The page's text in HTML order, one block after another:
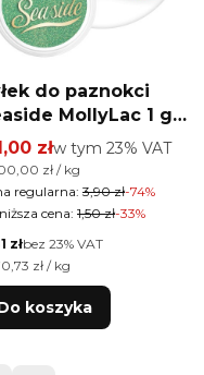
do paznokci
MollyLac 1 g
4
promocyjna
złw tym %s VAT
w tym 23% VAT
jednostkowa brutto
zł / kg
regularna: 3,90 zł-74%
cena: 1,50 zł-33%
netto
złbez 23% VAT
jednostkowa netto
zł / kg
koszyka